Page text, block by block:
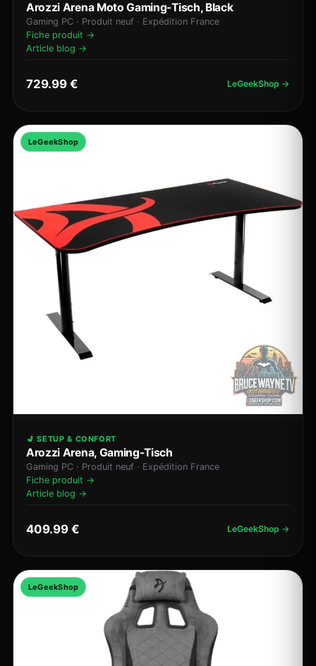
Arozzi Arena Moto Gaming-Tisch, Black
Gaming PC · Produit neuf · Expédition France
Fiche produit →
Article blog →
729.99 € LeGeekShop →
LeGeekShop
💺 SETUP & CONFORT
Arozzi Arena, Gaming-Tisch
Gaming PC · Produit neuf · Expédition France
Fiche produit →
Article blog →
409.99 € LeGeekShop →
LeGeekShop